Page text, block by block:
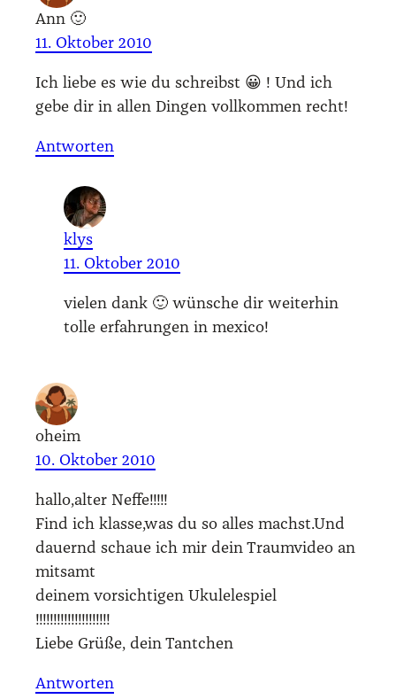
Ann 🙂
11. Oktober 2010
Ich lie­be es wie du schreibst 😀 ! Und ich
gebe dir in allen Din­gen voll­kom­men recht!
Antworten
klys
11. Oktober 2010
vie­len dank 🙂 wün­sche dir wei­ter­hin
tol­le erfah­run­gen in mexi­co!
oheim
10. Oktober 2010
hallo,alter Nef­fe!!!!!
Find ich klasse,was du so alles machst.Und
dau­ernd schaue ich mir dein Traum­vi­deo an
mit­samt
dei­nem vor­sich­ti­gen Uku­le­le­spiel
!!!!!!!!!!!!!!!!!!!!!
Lie­be Grü­ße, dein Tant­chen
Antworten